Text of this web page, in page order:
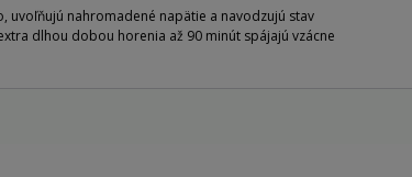
uvoľňujú nahromadené napätie a navodzujú stav
dlhou dobou horenia až 90 minút spájajú vzácne